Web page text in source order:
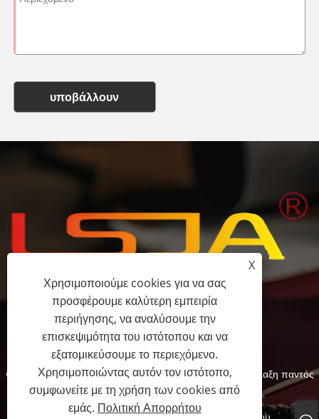
υποβάλλουν
+86-15058243644
fess@happyhomeshoes.com
Copyright © 2025 Cixi Lesijia Shoes Co., Ltd. Με επιφύλαξη παντός
δικαιώματος.
X
Χρησιμοποιούμε cookies για να σας
προσφέρουμε καλύτερη εμπειρία
περιήγησης, να αναλύσουμε την
επισκεψιμότητα του ιστότοπου και να
εξατομικεύσουμε το περιεχόμενο.
Χρησιμοποιώντας αυτόν τον ιστότοπο,
συμφωνείτε με τη χρήση των cookies από
εμάς. Πολιτική Απορρήτου